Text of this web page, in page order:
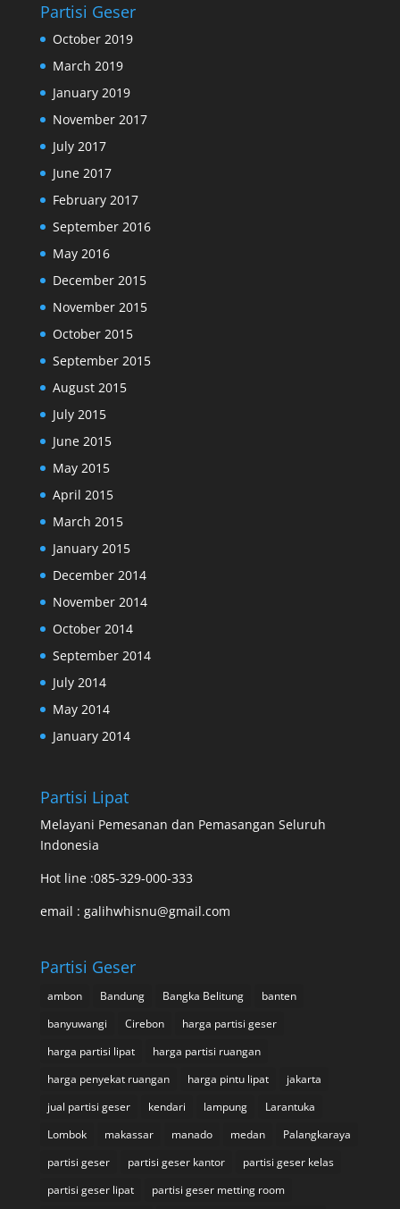
Partisi Geser
October 2019
March 2019
January 2019
November 2017
July 2017
June 2017
February 2017
September 2016
May 2016
December 2015
November 2015
October 2015
September 2015
August 2015
July 2015
June 2015
May 2015
April 2015
March 2015
January 2015
December 2014
November 2014
October 2014
September 2014
July 2014
May 2014
January 2014
Partisi Lipat
Melayani Pemesanan dan Pemasangan Seluruh
Indonesia
Hot line :085-329-000-333
email : galihwhisnu@gmail.com
Partisi Geser
ambon Bandung Bangka Belitung
banten
banyuwangi
Cirebon
harga partisi geser
harga partisi lipat
harga partisi ruangan
harga penyekat ruangan
harga pintu lipat
jakarta
jual partisi geser
kendari lampung
Larantuka
Lombok
makassar manado medan
Palangkaraya
partisi geser
partisi geser kantor
partisi geser kelas
partisi geser lipat
partisi geser metting room